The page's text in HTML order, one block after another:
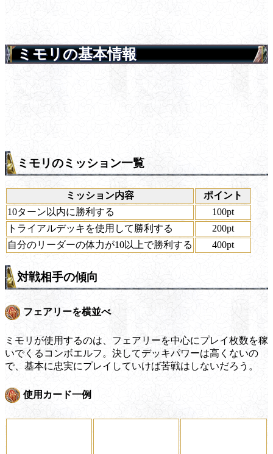
ミモリの基本情報
ミモリのミッション一覧
ミッション内容
ポイント
10ターン以内に勝利する
100pt
トライアルデッキを使用して勝利する
200pt
自分のリーダーの体力が10以上で勝利する
400pt
対戦相手の傾向
フェアリーを横並べ
ミモリが使用するのは、フェアリーを中心にプレイ枚数を稼
いでくるコンボエルフ。決してデッキパワーは高くないの
で、基本に忠実にプレイしていけば苦戦はしないだろう。
使用カード一例